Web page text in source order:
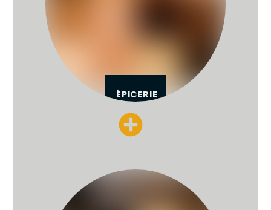
ÉPICERIE